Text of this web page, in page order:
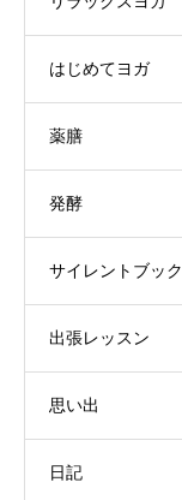
はじめてヨガ
薬膳
発酵
サイレントブック
出張レッスン
思い出
日記